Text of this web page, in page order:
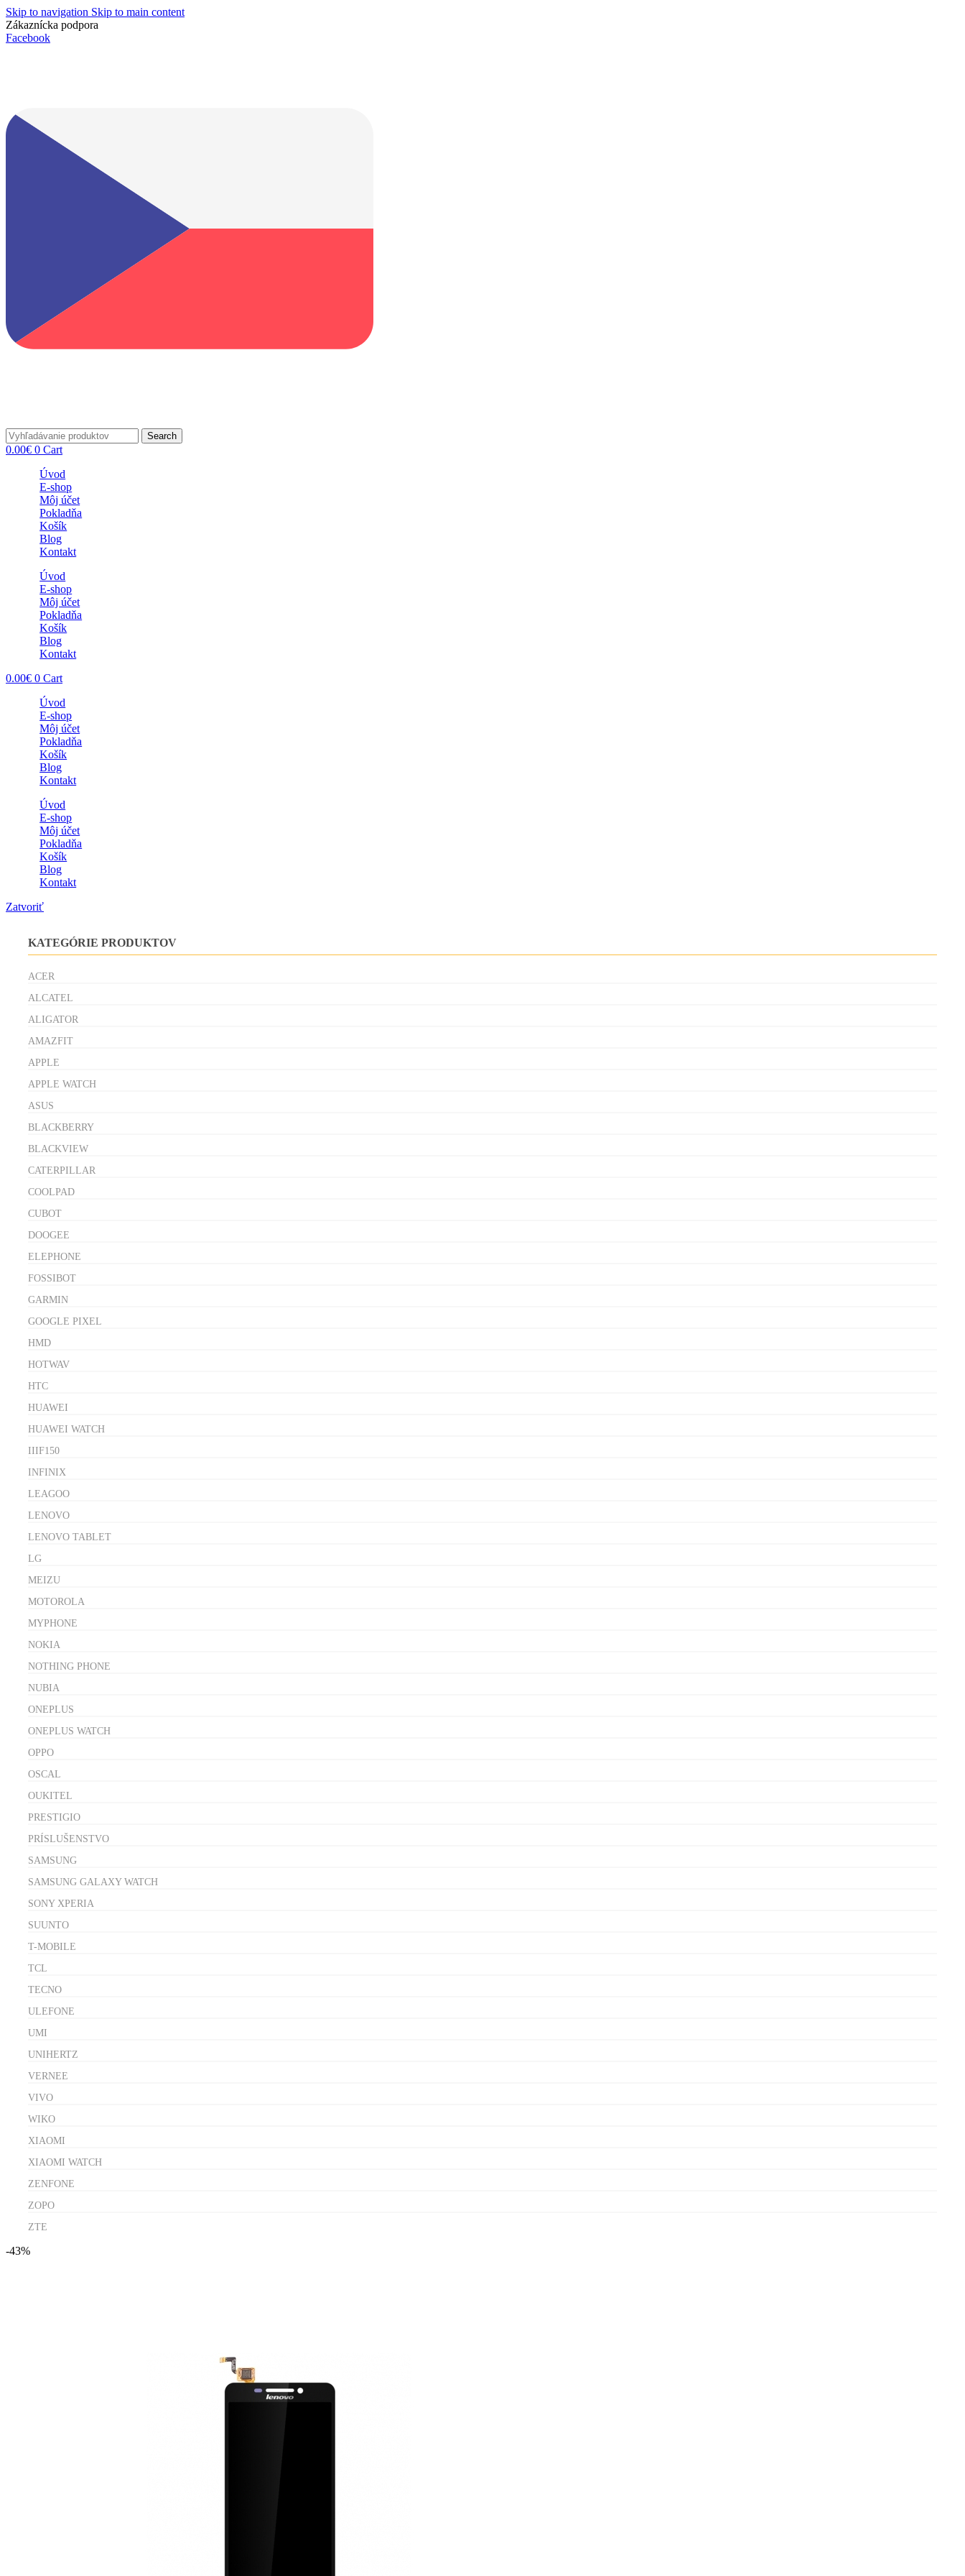
Skip to navigation Skip to main content
Zákaznícka podpora
Facebook
Search
0.00€ 0 Cart
Úvod
E-shop
Môj účet
Pokladňa
Košík
Blog
Kontakt
Úvod
E-shop
Môj účet
Pokladňa
Košík
Blog
Kontakt
0.00€ 0 Cart
Úvod
E-shop
Môj účet
Pokladňa
Košík
Blog
Kontakt
Úvod
E-shop
Môj účet
Pokladňa
Košík
Blog
Kontakt
Zatvoriť
KATEGÓRIE PRODUKTOV
ACER
ALCATEL
ALIGATOR
AMAZFIT
APPLE
APPLE WATCH
ASUS
BLACKBERRY
BLACKVIEW
CATERPILLAR
COOLPAD
CUBOT
DOOGEE
ELEPHONE
FOSSIBOT
GARMIN
GOOGLE PIXEL
HMD
HOTWAV
HTC
HUAWEI
HUAWEI WATCH
IIIF150
INFINIX
LEAGOO
LENOVO
LENOVO TABLET
LG
MEIZU
MOTOROLA
MYPHONE
NOKIA
NOTHING PHONE
NUBIA
ONEPLUS
ONEPLUS WATCH
OPPO
OSCAL
OUKITEL
PRESTIGIO
PRÍSLUŠENSTVO
SAMSUNG
SAMSUNG GALAXY WATCH
SONY XPERIA
SUUNTO
T-MOBILE
TCL
TECNO
ULEFONE
UMI
UNIHERTZ
VERNEE
VIVO
WIKO
XIAOMI
XIAOMI WATCH
ZENFONE
ZOPO
ZTE
-43%